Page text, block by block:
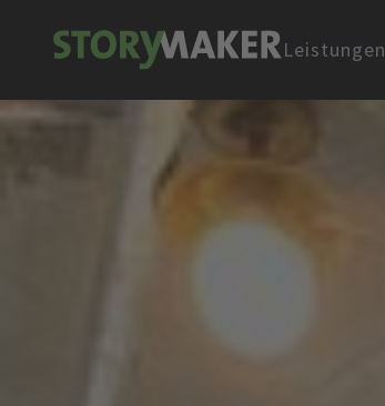
Leistungen